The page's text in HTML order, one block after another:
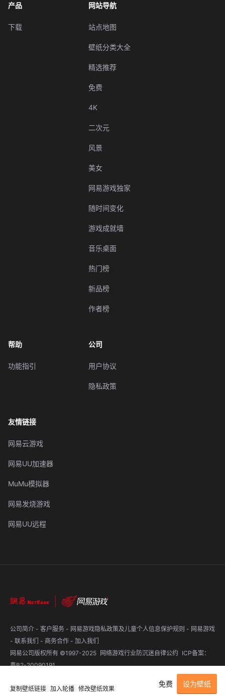
复制壁纸链接 加入轮播 修改壁纸效果
免费 设为壁纸
产品
下载
网站导航
站点地图
壁纸分类大全
精选推荐
免费
4K
二次元
风景
美女
网易游戏独家
随时间变化
游戏成就墙
音乐桌面
热门榜
新品榜
作者榜
帮助
功能指引
公司
用户协议
隐私政策
友情链接
网易云游戏
网易UU加速器
MuMu模拟器
网易发烧游戏
网易UU远程
公司简介 - 客户服务 - 网易游戏隐私政策及儿童个人信息保护规则 - 网易游戏
- 联系我们 - 商务合作 - 加入我们
网易公司版权所有 ©1997-2025 网络游戏行业防沉迷自律公约 ICP备案：
粤B2-20090191